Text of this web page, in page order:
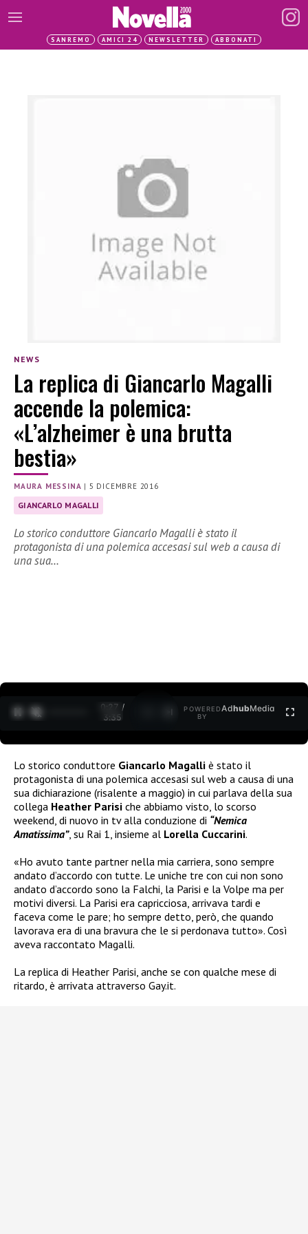
SANREMO AMICI 24 NEWSLETTER ABBONATI
NEWS
La replica di Giancarlo Magalli
accende la polemica:
«L’alzheimer è una brutta
bestia»
MAURA MESSINA | 5 DICEMBRE 2016
GIANCARLO MAGALLI
Lo storico conduttore Giancarlo Magalli è stato il
protagonista di una polemica accesasi sul web a causa di
una sua…
0:27 /
3:35
POWERED
BY
AdhubMedia
Lo storico conduttore Giancarlo Magalli è stato il
protagonista di una polemica accesasi sul web a causa di una
sua dichiarazione (risalente a maggio) in cui parlava della sua
collega Heather Parisi che abbiamo visto, lo scorso
weekend, di nuovo in tv alla conduzione di “Nemica
Amatissima”, su Rai 1, insieme al Lorella Cuccarini.
«Ho avuto tante partner nella mia carriera, sono sempre
andato d’accordo con tutte. Le uniche tre con cui non sono
andato d’accordo sono la Falchi, la Parisi e la Volpe ma per
motivi diversi. La Parisi era capricciosa, arrivava tardi e
faceva come le pare; ho sempre detto, però, che quando
lavorava era di una bravura che le si perdonava tutto». Così
aveva raccontato Magalli.
La replica di Heather Parisi, anche se con qualche mese di
ritardo, è arrivata attraverso Gay.it.